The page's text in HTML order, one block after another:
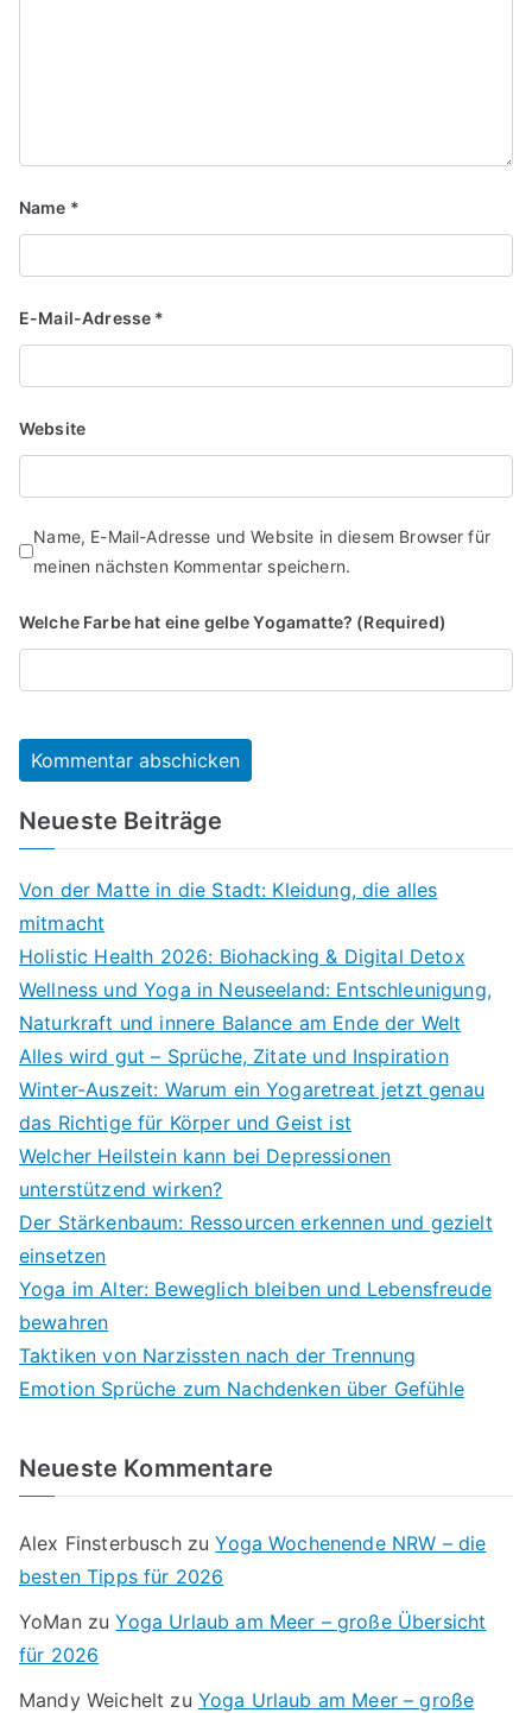
Name *
E-Mail-Adresse *
Website
Name, E-Mail-Adresse und Website in diesem Browser für
meinen nächsten Kommentar speichern.
Welche Farbe hat eine gelbe Yogamatte? (Required)
Neueste Beiträge
Von der Matte in die Stadt: Kleidung, die alles
mitmacht
Holistic Health 2026: Biohacking & Digital Detox
Wellness und Yoga in Neuseeland: Entschleunigung,
Naturkraft und innere Balance am Ende der Welt
Alles wird gut – Sprüche, Zitate und Inspiration
Winter-Auszeit: Warum ein Yogaretreat jetzt genau
das Richtige für Körper und Geist ist
Welcher Heilstein kann bei Depressionen
unterstützend wirken?
Der Stärkenbaum: Ressourcen erkennen und gezielt
einsetzen
Yoga im Alter: Beweglich bleiben und Lebensfreude
bewahren
Taktiken von Narzissten nach der Trennung
Emotion Sprüche zum Nachdenken über Gefühle
Neueste Kommentare
Alex FinsterbuschzuYoga Wochenende NRW – die
besten Tipps für 2026
YoManzuYoga Urlaub am Meer – große Übersicht
für 2026
Mandy Weichelt zu Yoga Urlaub am Meer – große